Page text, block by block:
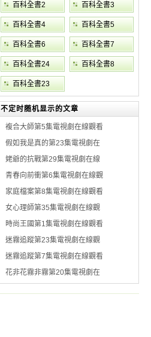
百科全書2 百科全書3
百科全書4 百科全書5
百科全書6 百科全書7
百科全書24 百科全書8
百科全書23
不定时随机显示的文章
複合大師第5集電視劇在線觀看
假如我是真的第23集電視劇在
姥爺的抗戰第29集電視劇在線
青春向前衝第6集電視劇在線觀
家庭檔案第8集電視劇在線觀看
女心理師第35集電視劇在線觀
時尚王國第1集電視劇在線觀看
迷霧追蹤第23集電視劇在線觀
迷霧追蹤第7集電視劇在線觀看
花非花霧非霧第20集電視劇在